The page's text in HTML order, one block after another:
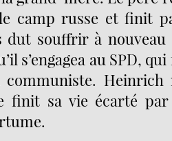
camp russe et finit
dut souffrir à nouveau
s’engagea au SPD,
Heinrich
finit sa vie écarté par